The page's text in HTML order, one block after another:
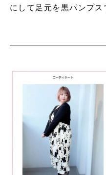
にして足元を黒パンプ